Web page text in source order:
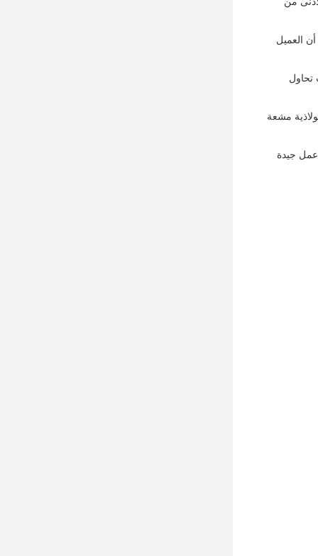
أن العميل
تحاول
مشعة
عمل جيدة